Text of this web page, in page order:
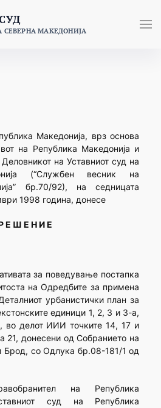
СЕВЕРНА МАКЕДОНИЈА
Македонија, врз основа
на Република Македонија и
на Уставниот суд на
(“Службен весник на
бр.70/92), на седницата
1998 година, донесе
Е Ш Е Н И Е
за поведување постапка
на Одредбите за примена
урбанистички план за
единици 1, 2, 3 и 3-а,
во делот ИИИ точките 14, 17 и
21, донесени од Собранието на
со Одлука бр.08-181/1 од
на Република
суд на Република